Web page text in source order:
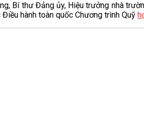
Bí thư Đảng ủy, Hiệu trưởng nhà
hành toàn quốc Chương trình Quỹ